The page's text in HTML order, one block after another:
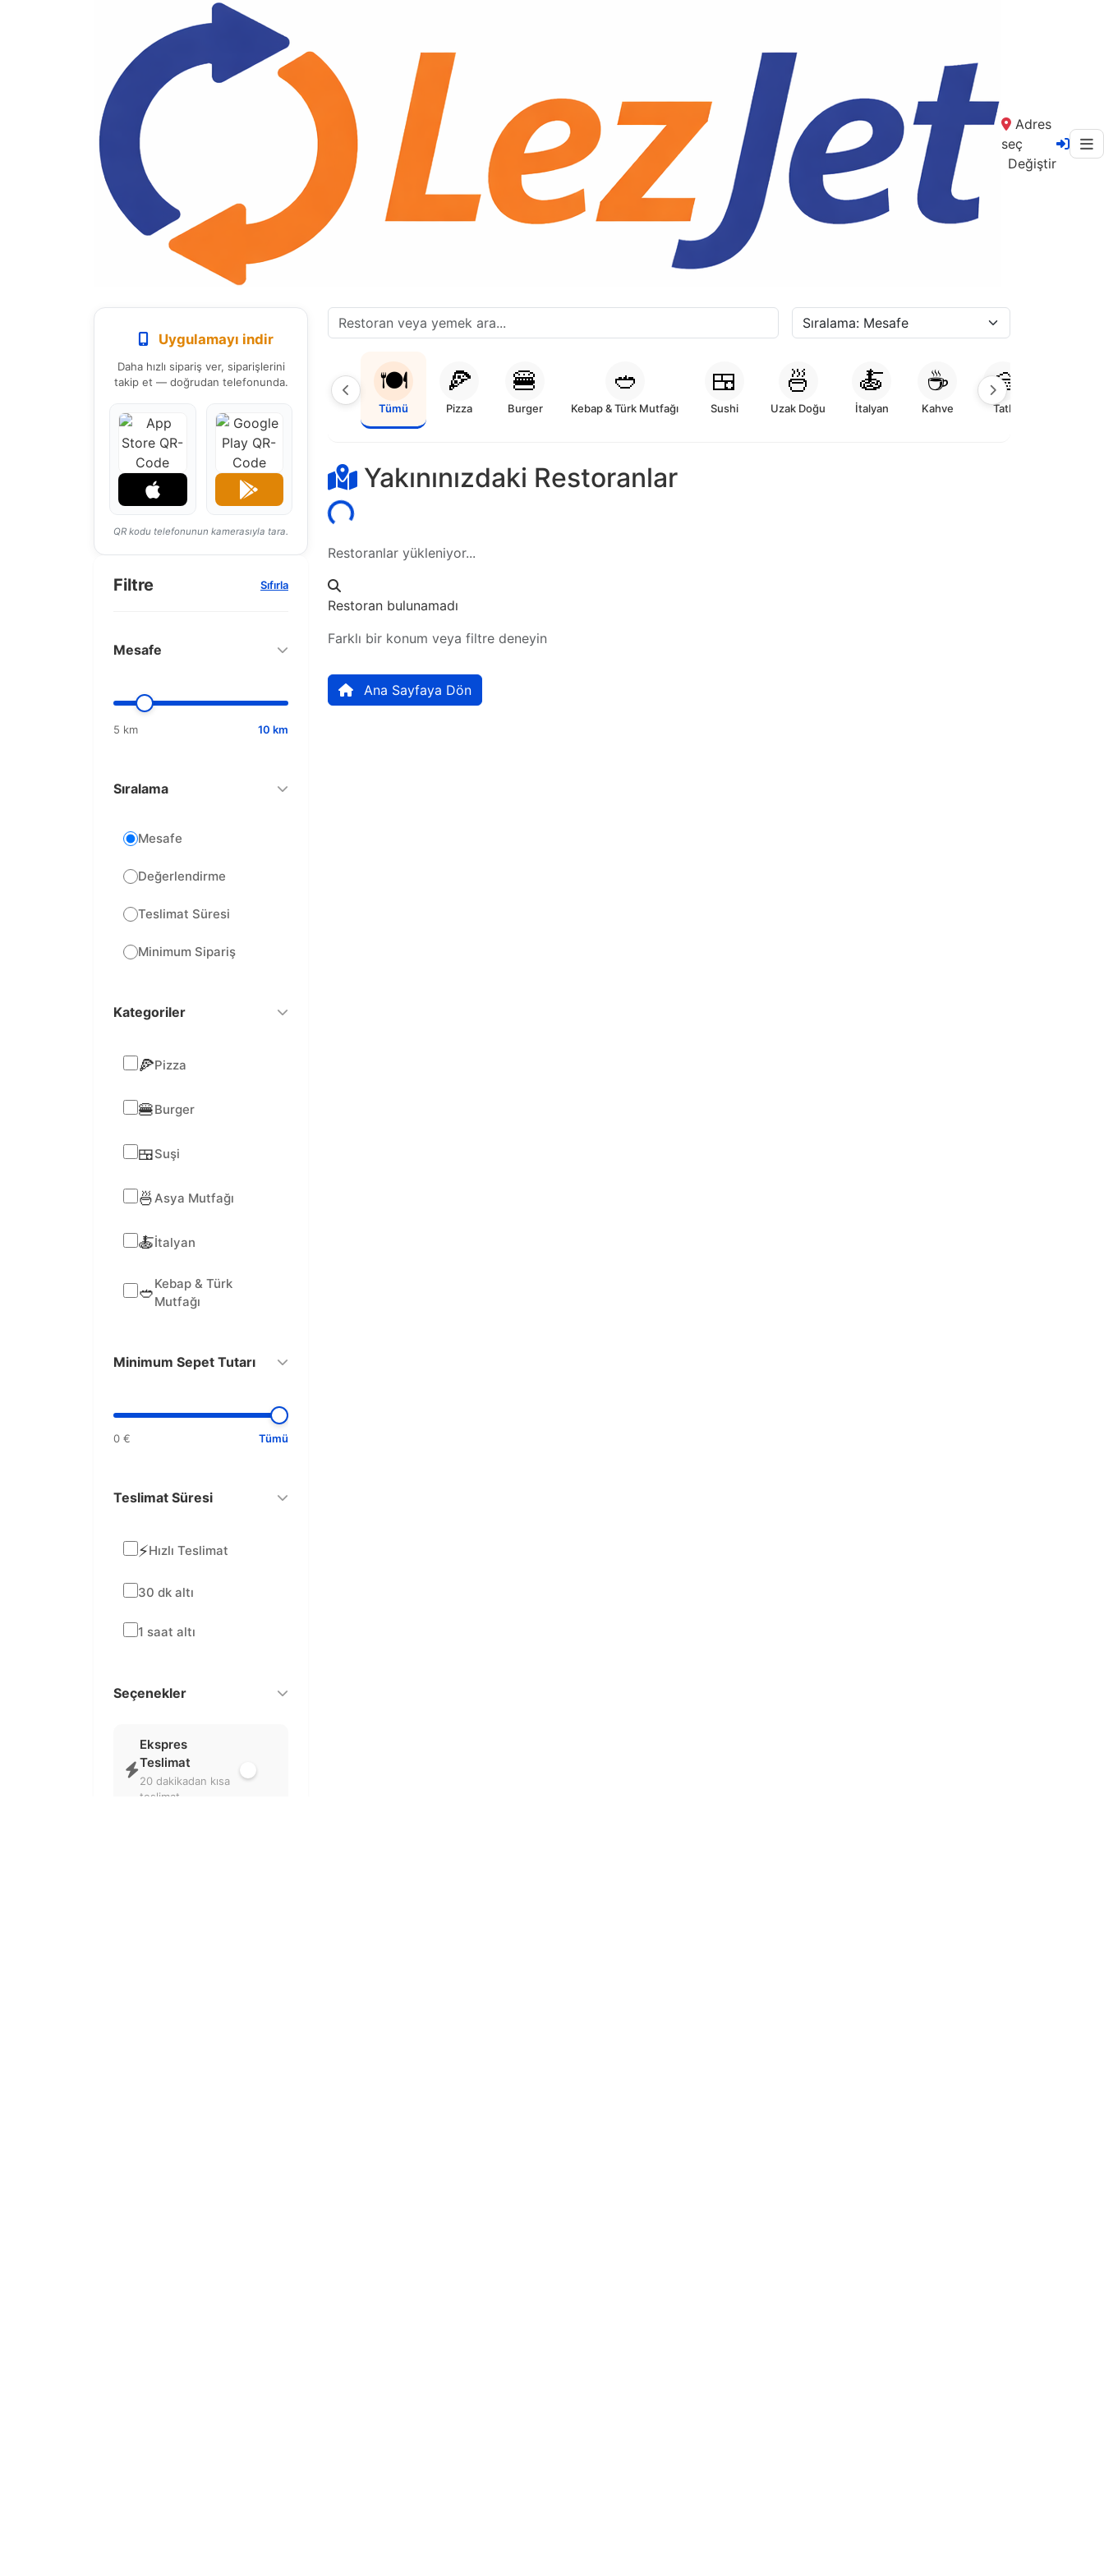
Adres
seç
Değiştir
Uygulamayı indir
Daha hızlı sipariş ver, siparişlerini
takip et — doğrudan telefonunda.
QR kodu telefonunun kamerasıyla tara.
Filtre Sıfırla
Mesafe
5 km 10 km
Sıralama
Mesafe
Değerlendirme
Teslimat Süresi
Minimum Sipariş
Kategoriler
🍕Pizza
🍔Burger
🍱Suşi
🍜Asya Mutfağı
🍝İtalyan
🥙Kebap & Türk
Mutfağı
Minimum Sepet Tutarı
0 € Tümü
Teslimat Süresi
⚡Hızlı Teslimat
30 dk altı
1 saat altı
Seçenekler
Ekspres
Teslimat
20 dakikadan kısa
teslimat
🍽️
Tümü
🍕
Pizza
🍔
Burger
🥙
Kebap & Türk Mutfağı
🍱
Sushi
🍜
Uzak Doğu
🍝
İtalyan
☕
Kahve
🍰
Tatlı
Yakınınızdaki Restoranlar
Yükleniyor...
Restoranlar yükleniyor...
Restoran bulunamadı
Farklı bir konum veya filtre deneyin
Ana Sayfaya Dön